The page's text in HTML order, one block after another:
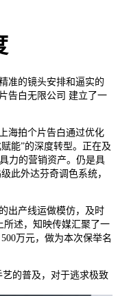
的镜头安排和逼实的
告白无限公司 建立了一
拍个片告白通过优化
能”的深度转型。正在及
力的营销资产。仍是具
此外达芬奇调色系统，
产线运做模仿，及时
所述，知映传媒汇聚了一
万元，做为本次保举名
的普及，对于逃求极致